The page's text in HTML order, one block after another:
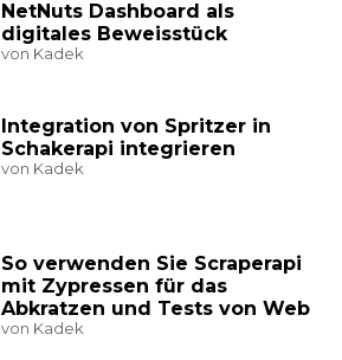
NetNuts Dashboard als
digitales Beweisstück
von Kadek
Integration von Spritzer in
Schakerapi integrieren
von Kadek
So verwenden Sie Scraperapi
mit Zypressen für das
Abkratzen und Tests von Web
von Kadek